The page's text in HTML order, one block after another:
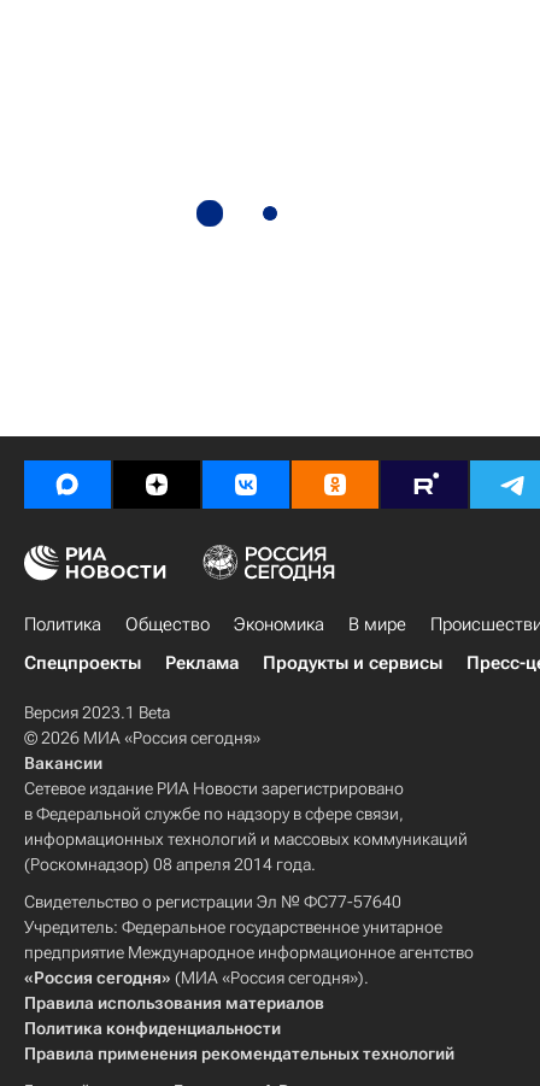
Политика Общество Экономика В мире
Спецпроекты
Реклама Продукты и сервисы Пресс-
Версия 2023.1 Beta
© 2026 МИА «Россия сегодня»
Вакансии
Сетевое издание РИА Новости зарегистрировано
в Федеральной службе по надзору в сфере связи,
информационных технологий и массовых коммуникаций
(Роскомнадзор) 08 апреля 2014 года.
Свидетельство о регистрации Эл № ФС77-57640
Учредитель: Федеральное государственное унитарное
предприятие Международное информационное агентство
«Россия сегодня» (МИА «Россия сегодня»).
Правила использования материалов
Политика конфиденциальности
Правила применения рекомендательных технологий